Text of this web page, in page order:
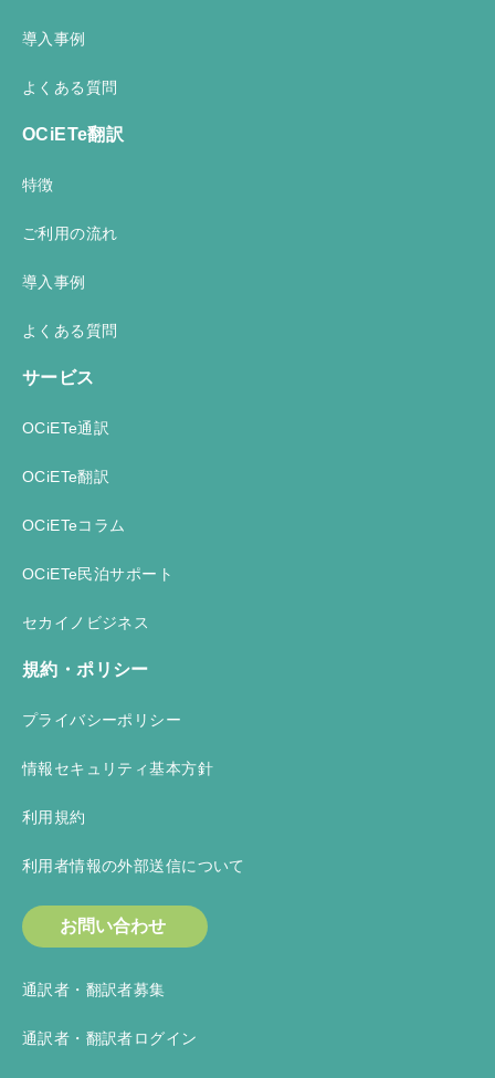
導入事例
よくある質問
OCiETe翻訳
特徴
ご利用の流れ
導入事例
よくある質問
サービス
OCiETe通訳
OCiETe翻訳
OCiETeコラム
OCiETe民泊サポート
セカイノビジネス
規約・ポリシー
プライバシーポリシー
情報セキュリティ基本方針
利用規約
利用者情報の外部送信について
お問い合わせ
通訳者・翻訳者募集
通訳者・翻訳者ログイン